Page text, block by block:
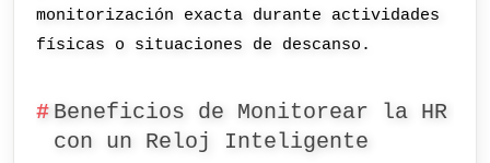
monitorización exacta durante actividades
físicas o situaciones de descanso.
Beneficios de Monitorear la HR
con un Reloj Inteligente